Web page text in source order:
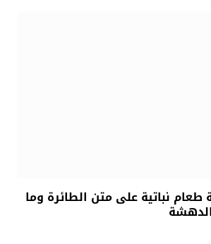
نباتية على متن الطائرة وما